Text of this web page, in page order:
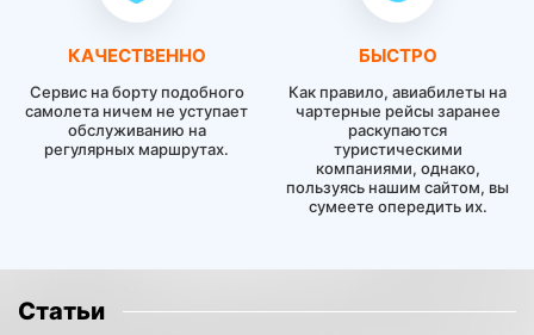
КАЧЕСТВЕННО
Сервис на борту подобного
самолета ничем не уступает
обслуживанию на
регулярных маршрутах.
БЫСТРО
Как правило, авиабилеты на
чартерные рейсы заранее
раскупаются
туристическими
компаниями, однако,
пользуясь нашим сайтом, вы
сумеете опередить их.
Статьи